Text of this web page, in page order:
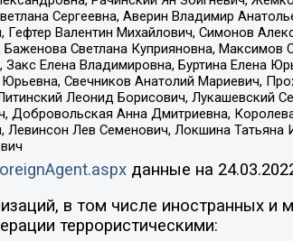
Сергеевна, Аверин Владимир
Валентин Михайлович, Симонов
Светлана Куприяновна, Максимов
Закс Елена Владимировна, Буртина Елена
Свечников Анатолий Мариевич,
Леонид Борисович, Лукашевский
Добровольская Анна Дмитриевна,
Левинсон Лев Семенович, Локшина
данные на
в том числе иностранных и
террористическими: